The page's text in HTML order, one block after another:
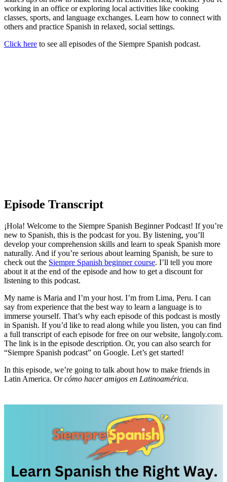
working in an office or exploring local activities like cooking
classes, sports, and language exchanges. Learn how to connect with
others and practice Spanish in relaxed, social settings.
Click here to see all episodes of the Siempre Spanish podcast.
Episode Transcript
¡Hola! Welcome to the Siempre Spanish Beginner Podcast! If you’re
new to Spanish, this is the podcast for you. By listening, you’ll
develop your comprehension skills and learn to speak Spanish more
naturally. And if you’re serious about learning Spanish, be sure to
check out the Siempre Spanish beginner course. I’ll tell you more
about it at the end of the episode and how to get a discount for
listening to this podcast.
My name is Maria and I’m your host. I’m from Lima, Peru. I can
say from experience that the best way to learn a language is to
immerse yourself. That’s why each episode of this podcast is mostly
in Spanish. If you’d like to read along while you listen, you can find
a full transcript of each episode for free on our website, langoly.com.
The link is in the episode description. Or, you can also search for
“Siempre Spanish podcast” on Google. Let’s get started!
In this episode, we’re going to talk about how to make friends in
Latin America. Orcómo hacer amigos en Latinoamérica.